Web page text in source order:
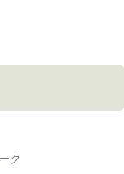
ク